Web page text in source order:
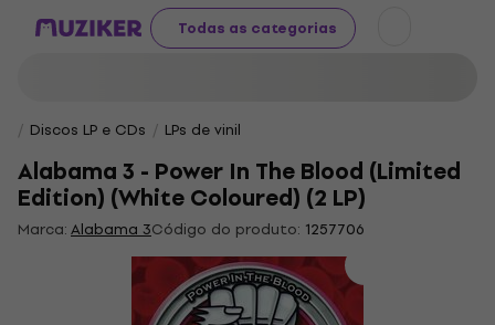
Todas as categorias
Discos LP e CDs LPs de vinil
Alabama 3 - Power In The Blood (Limited
Edition) (White Coloured) (2 LP)
Marca:Alabama 3Código do produto: 1257706